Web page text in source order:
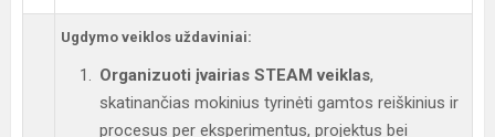
Ugdymo veiklos uždaviniai:
Organizuoti įvairias STEAM veiklas,
skatinančias mokinius tyrinėti gamtos reiškinius ir
procesus per eksperimentus, projektus bei